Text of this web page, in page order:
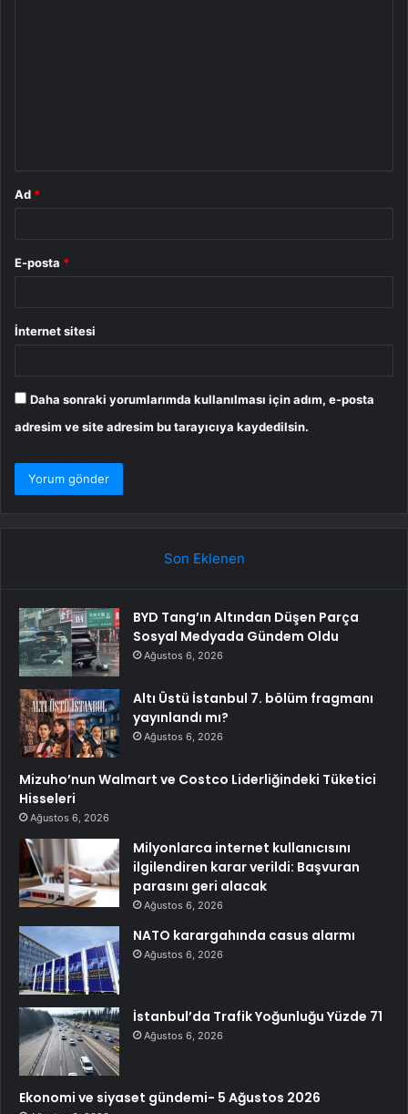
Ad *
E-posta *
İnternet sitesi
Daha sonraki yorumlarımda kullanılması için adım, e-posta
adresim ve site adresim bu tarayıcıya kaydedilsin.
Son Eklenen
BYD Tang’ın Altından Düşen Parça
Sosyal Medyada Gündem Oldu
Ağustos 6, 2026
Altı Üstü İstanbul 7. bölüm fragmanı
yayınlandı mı?
Ağustos 6, 2026
Mizuho’nun Walmart ve Costco Liderliğindeki Tüketici
Hisseleri
Ağustos 6, 2026
Milyonlarca internet kullanıcısını
ilgilendiren karar verildi: Başvuran
parasını geri alacak
Ağustos 6, 2026
NATO karargahında casus alarmı
Ağustos 6, 2026
İstanbul’da Trafik Yoğunluğu Yüzde 71
Ağustos 6, 2026
Ekonomi ve siyaset gündemi- 5 Ağustos 2026